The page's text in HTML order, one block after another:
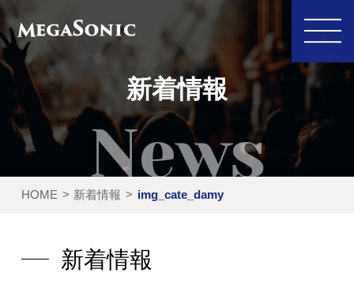
私たちにできること
イベント実績
レンタル製品
運営会社
新着情報
新着情報
HOME 新着情報 img_cate_damy
新着情報